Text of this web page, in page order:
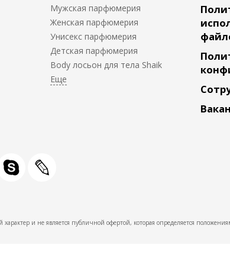
Мужская парфюмерия
Женская парфюмерия
Унисекс парфюмерия
Детская парфюмерия
Body лосьон для тела Shaik
и не является публичной офертой, которая определяется